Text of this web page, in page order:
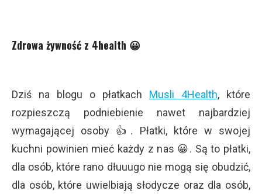
Zdrowa żywność z 4health 😀
Dziś na blogu o płatkach Musli 4Health, które
rozpieszczą podniebienie nawet najbardziej
wymagającej osoby 👍. Płatki, które w swojej
kuchni powinien mieć każdy z nas 😀. Są to płatki,
dla osób, które rano dłuuugo nie mogą się obudzić,
dla osób, które uwielbiają słodycze oraz dla osób,